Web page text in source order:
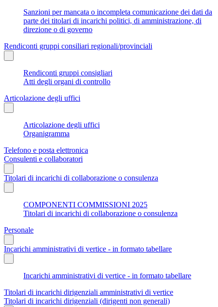
Sanzioni per mancata o incompleta comunicazione dei dati da
parte dei titolari di incarichi politici, di amministrazione, di
direzione o di governo
Rendiconti gruppi consiliari regionali/provinciali
Rendiconti gruppi consigliari
Atti degli organi di controllo
Articolazione degli uffici
Articolazione degli uffici
Organigramma
Telefono e posta elettronica
Consulenti e collaboratori
Titolari di incarichi di collaborazione o consulenza
COMPONENTI COMMISSIONI 2025
Titolari di incarichi di collaborazione o consulenza
Personale
Incarichi amministrativi di vertice - in formato tabellare
Incarichi amministrativi di vertice - in formato tabellare
Titolari di incarichi dirigenziali amministrativi di vertice
Titolari di incarichi dirigenziali (dirigenti non generali)